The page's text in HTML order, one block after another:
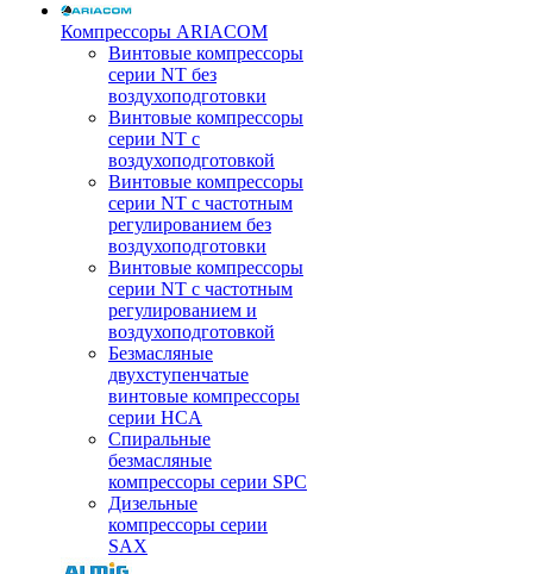
Компрессоры ARIACOM
Винтовые компрессоры
серии NT без
воздухоподготовки
Винтовые компрессоры
серии NT c
воздухоподготовкой
Винтовые компрессоры
серии NT с частотным
регулированием без
воздухоподготовки
Винтовые компрессоры
серии NT с частотным
регулированием и
воздухоподготовкой
Безмасляные
двухступенчатые
винтовые компрессоры
серии HCA
Спиральные
безмасляные
компрессоры серии SPC
Дизельные
компрессоры серии
SAX